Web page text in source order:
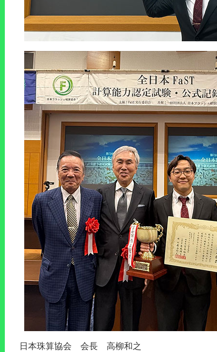
日本珠算協会 会長 高柳和之